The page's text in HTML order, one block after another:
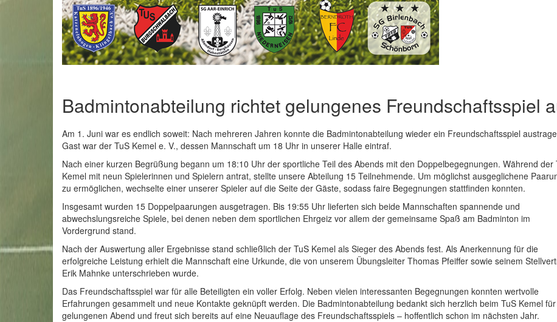
Badmintonabteilung richtet gelungenes Freundschaftsspiel
Am 1. Juni war es endlich soweit: Nach mehreren Jahren konnte die Badmintonabteilung wieder ein Freundschaftsspiel
Gast war der TuS Kemel e. V., dessen Mannschaft um 18 Uhr in unserer Halle eintraf.
Nach einer kurzen Begrüßung begann um 18:10 Uhr der sportliche Teil des Abends mit den Doppelbegegnungen. Während der
Kemel mit neun Spielerinnen und Spielern antrat, stellte unsere Abteilung 15 Teilnehmende. Um möglichst ausgeglichene
zu ermöglichen, wechselte einer unserer Spieler auf die Seite der Gäste, sodass faire Begegnungen stattfinden konnten.
Insgesamt wurden 15 Doppelpaarungen ausgetragen. Bis 19:55 Uhr lieferten sich beide Mannschaften spannende und
abwechslungsreiche Spiele, bei denen neben dem sportlichen Ehrgeiz vor allem der gemeinsame Spaß am Badminton im
Vordergrund stand.
Nach der Auswertung aller Ergebnisse stand schließlich der TuS Kemel als Sieger des Abends fest. Als Anerkennung für die
erfolgreiche Leistung erhielt die Mannschaft eine Urkunde, die von unserem Übungsleiter Thomas Pfeiffer sowie seinem
Erik Mahnke unterschrieben wurde.
Das Freundschaftsspiel war für alle Beteiligten ein voller Erfolg. Neben vielen interessanten Begegnungen konnten wertvolle
Erfahrungen gesammelt und neue Kontakte geknüpft werden. Die Badmintonabteilung bedankt sich herzlich beim TuS Kemel
gelungenen Abend und freut sich bereits auf eine Neuauflage des Freundschaftsspiels – hoffentlich schon im nächsten Jahr.